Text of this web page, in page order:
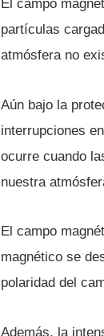
El campo
partí­culas
atmósfera no
Aún bajo la
interrupciones
ocurre cuando
nuestra
El campo
magnético se
polaridad del
Además, la